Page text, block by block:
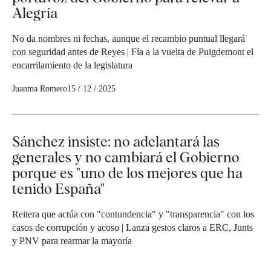
Alegría
No da nombres ni fechas, aunque el recambio puntual llegará
con seguridad antes de Reyes | Fía a la vuelta de Puigdemont el
encarrilamiento de la legislatura
Juanma Romero15 / 12 / 2025
Sánchez insiste: no adelantará las
generales y no cambiará el Gobierno
porque es "uno de los mejores que ha
tenido España"
Reitera que actúa con "contundencia" y "transparencia" con los
casos de corrupción y acoso | Lanza gestos claros a ERC, Junts
y PNV para rearmar la mayoría